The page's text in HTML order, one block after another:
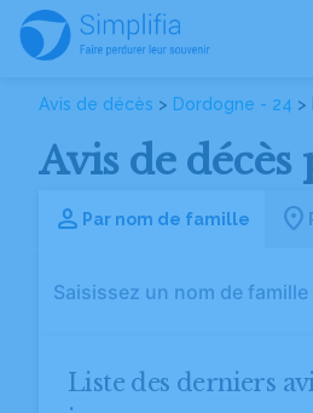
Avis de décès > Dordogne - 24 >
Avis de
Par nom de famille
Liste des derniers